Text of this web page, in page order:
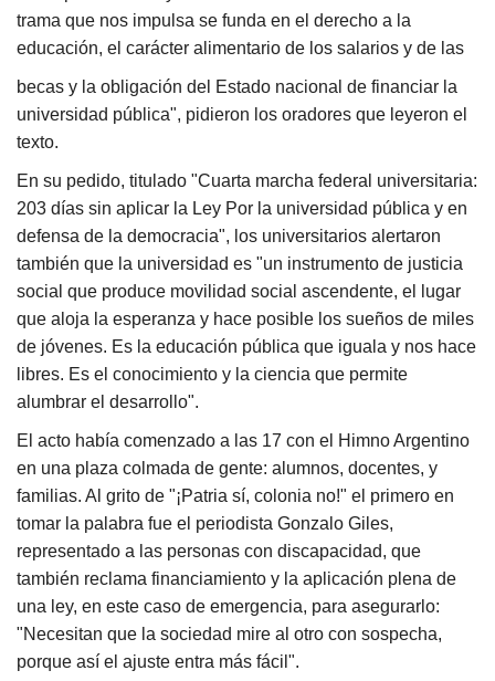
trama que nos impulsa se funda en el derecho a la
educación, el carácter alimentario de los salarios y de las
becas y la obligación del Estado nacional de financiar la
universidad pública", pidieron los oradores que leyeron el
texto.
En su pedido, titulado "Cuarta marcha federal universitaria:
203 días sin aplicar la Ley Por la universidad pública y en
defensa de la democracia", los universitarios alertaron
también que la universidad es "un instrumento de justicia
social que produce movilidad social ascendente, el lugar
que aloja la esperanza y hace posible los sueños de miles
de jóvenes. Es la educación pública que iguala y nos hace
libres. Es el conocimiento y la ciencia que permite
alumbrar el desarrollo".
El acto había comenzado a las 17 con el Himno Argentino
en una plaza colmada de gente: alumnos, docentes, y
familias. Al grito de "¡Patria sí, colonia no!" el primero en
tomar la palabra fue el periodista Gonzalo Giles,
representado a las personas con discapacidad, que
también reclama financiamiento y la aplicación plena de
una ley, en este caso de emergencia, para asegurarlo:
"Necesitan que la sociedad mire al otro con sospecha,
porque así el ajuste entra más fácil".